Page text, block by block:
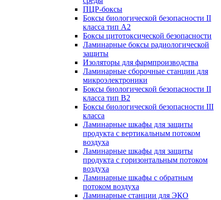
ПЦР-боксы
Боксы биологической безопасности II
класса тип A2
Боксы цитотоксической безопасности
Ламинарные боксы радиологической
защиты
Изоляторы для фармпроизводства
Ламинарные сборочные станции для
микроэлектроники
Боксы биологической безопасности II
класса тип B2
Боксы биологической безопасности III
класса
Ламинарные шкафы для защиты
продукта с вертикальным потоком
воздуха
Ламинарные шкафы для защиты
продукта с горизонтальным потоком
воздуха
Ламинарные шкафы с обратным
потоком воздуха
Ламинарные станции для ЭКО